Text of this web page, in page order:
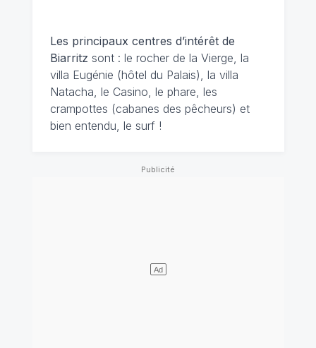
Les principaux centres d’intérêt de
Biarritz sont : le rocher de la Vierge, la
villa Eugénie (hôtel du Palais), la villa
Natacha, le Casino, le phare, les
crampottes (cabanes des pêcheurs) et
bien entendu, le surf !